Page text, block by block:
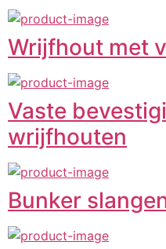
Wrijfhout met
Vaste
wrijfhouten
Bunker